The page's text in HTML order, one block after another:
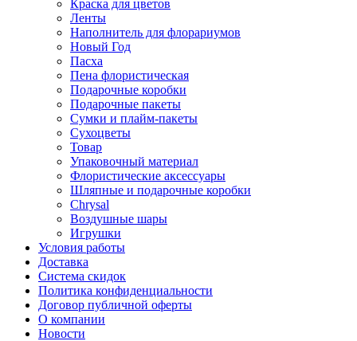
Краска для цветов
Ленты
Наполнитель для флорариумов
Новый Год
Пасха
Пена флористическая
Подарочные коробки
Подарочные пакеты
Сумки и плайм-пакеты
Сухоцветы
Товар
Упаковочный материал
Флористические аксессуары
Шляпные и подарочные коробки
Chrysal
Воздушные шары
Игрушки
Условия работы
Доставка
Система скидок
Политика конфиденциальности
Договор публичной оферты
О компании
Новости